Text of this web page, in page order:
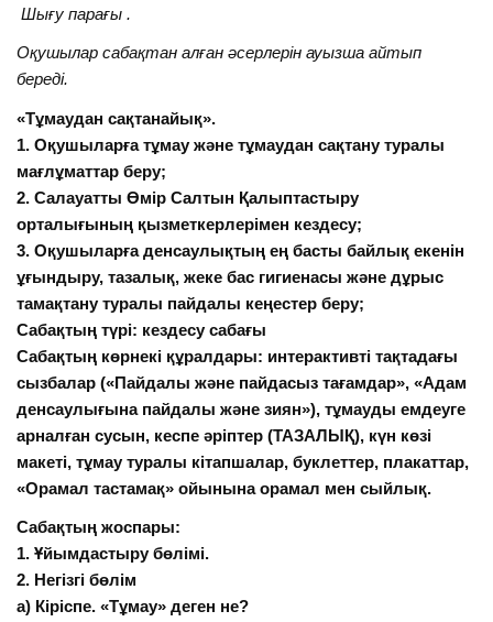
Шығу парағы .
Оқушылар сабақтан алған әсерлерін ауызша айтып
береді.
«Тұмаудан сақтанайық».
1. Оқушыларға тұмау және тұмаудан сақтану туралы
мағлұматтар беру;
2. Салауатты Өмір Салтын Қалыптастыру
орталығының қызметкерлерімен кездесу;
3. Оқушыларға денсаулықтың ең басты байлық екенін
ұғындыру, тазалық, жеке бас гигиенасы және дұрыс
тамақтану туралы пайдалы кеңестер беру;
Сабақтың түрі: кездесу сабағы
Сабақтың көрнекі құралдары: интерактивті тақтадағы
сызбалар («Пайдалы және пайдасыз тағамдар», «Адам
денсаулығына пайдалы және зиян»), тұмауды емдеуге
арналған сусын, кеспе әріптер (ТАЗАЛЫҚ), күн көзі
макеті, тұмау туралы кітапшалар, буклеттер, плакаттар,
«Орамал тастамақ» ойынына орамал мен сыйлық.
Сабақтың жоспары:
1. Ұйымдастыру бөлімі.
2. Негізгі бөлім
а) Кіріспе. «Тұмау» деген не?